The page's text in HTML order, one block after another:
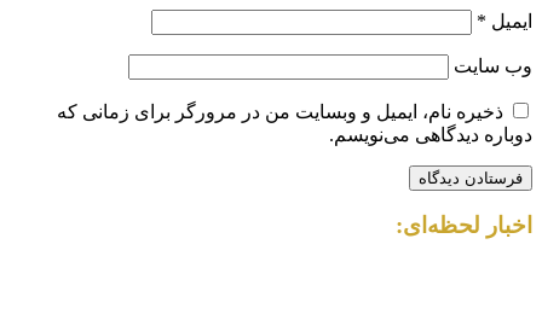
ایمیل *
وب‌ سایت
ذخیره نام، ایمیل و وبسایت من در مرورگر برای زمانی که
دوباره دیدگاهی می‌نویسم.
اخبار لحظه‌ای: